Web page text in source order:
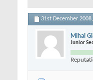
31st December 2008,
Mihai
Junior